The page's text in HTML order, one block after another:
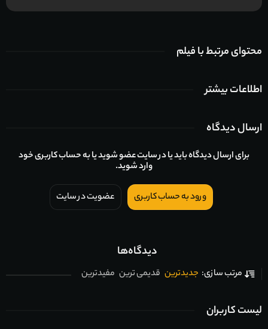
محتوای مرتبط با فیلم
اطلاعات بیشتر
ارسال دیدگاه
برای ارسال دیدگاه باید یا در سایت عضو شوید یا به حساب کاربری خود
وارد شوید.
ورود به حساب کاربری عضویت در سایت
دیدگاه‌ها
مرتب سازی: جدیدترین قدیمی ترین مفیدترین
لیست کاربران